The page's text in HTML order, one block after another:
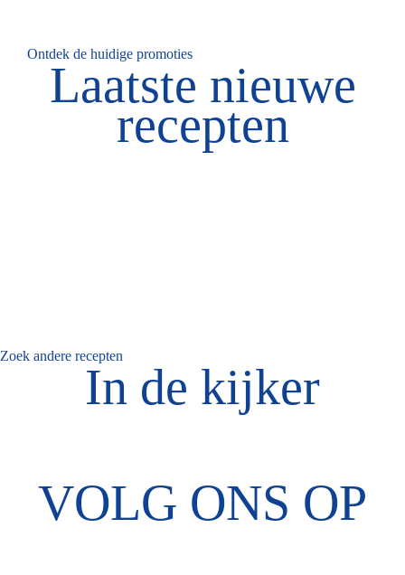
Ontdek de huidige promoties
Laatste nieuwe
recepten
Zoek andere recepten
In de kijker
VOLG ONS OP